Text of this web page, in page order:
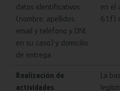
datos identificativos
(nombre, apellidos,
email y teléfono y DNI,
en su caso) y domicilio
de entrega.
en el
6.1.f)
Realización de
actividades
La